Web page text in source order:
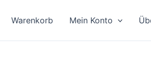
Warenkorb Mein Konto